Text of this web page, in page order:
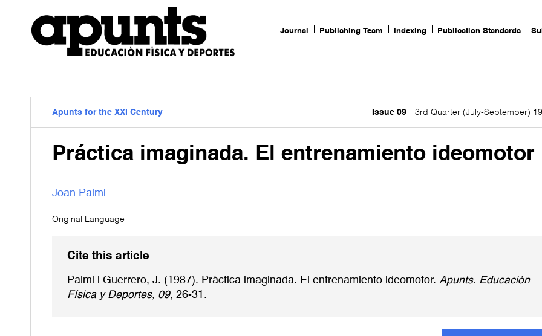
Journal Publishing Team Indexing Publication Standards
Apunts for the XXI Century Issue 09 3rd Quarter (July-September)
Práctica imaginada. El entrenamiento ideomotor
Joan Palmi
Original Language
Cite this article
Palmi i Guerrero, J. (1987). Práctica imaginada. El entrenamiento ideomotor. Apunts. Educación
Física y Deportes, 09, 26-31.